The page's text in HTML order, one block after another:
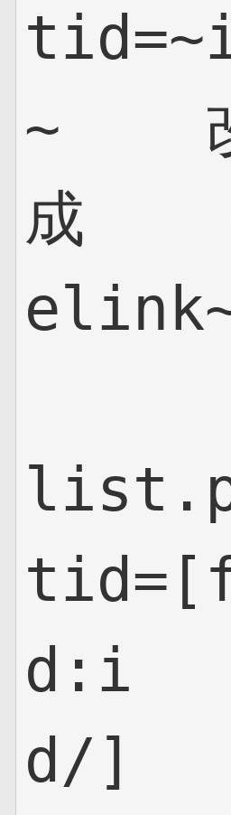
~
成
d:i
d/]